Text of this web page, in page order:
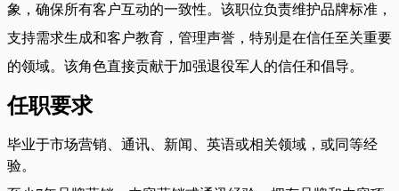
象，确保所有客户互动的一致性。该职位负责维护品牌标准，
支持需求生成和客户教育，管理声誉，特别是在信任至关重要
的领域。该角色直接贡献于加强退役军人的信任和倡导。
任职要求
毕业于市场营销、通讯、新闻、英语或相关领域，或同等经
验。